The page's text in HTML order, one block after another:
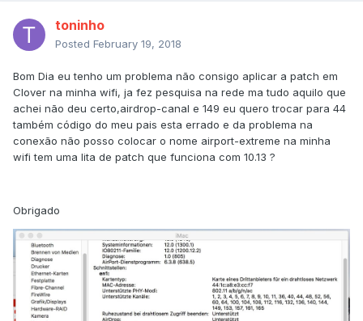
toninho
Posted February 19, 2018
Bom Dia eu tenho um problema não consigo aplicar a patch em
Clover na minha wifi, ja fez pesquisa na rede ma tudo aquilo que
achei não deu certo,airdrop-canal e 149 eu quero trocar para 44
também código do meu pais esta errado e da problema na
conexão não posso colocar o nome airport-extreme na minha
wifi tem uma lita de patch que funciona com 10.13 ?
Obrigado